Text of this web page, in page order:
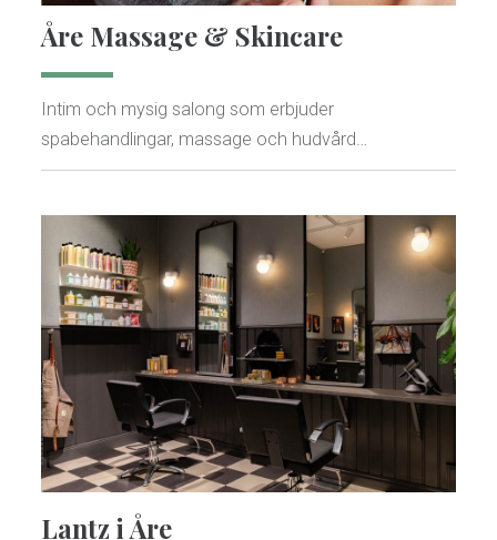
Åre Massage & Skincare
Intim och mysig salong som erbjuder
spabehandlingar, massage och hudvård…
Lantz i Åre